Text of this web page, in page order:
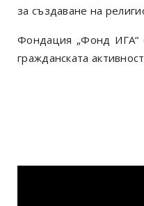
за създаване на
Фондация „Фонд
гражданската